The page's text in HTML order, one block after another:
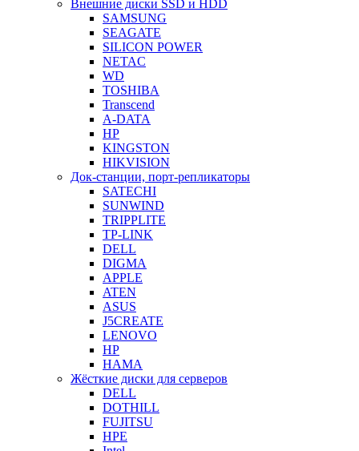
Внешние диски SSD и HDD
SAMSUNG
SEAGATE
SILICON POWER
NETAC
WD
TOSHIBA
Transcend
A-DATA
HP
KINGSTON
HIKVISION
Док-станции, порт-репликаторы
SATECHI
SUNWIND
TRIPPLITE
TP-LINK
DELL
DIGMA
APPLE
ATEN
ASUS
J5CREATE
LENOVO
HP
HAMA
Жёсткие диски для серверов
DELL
DOTHILL
FUJITSU
HPE